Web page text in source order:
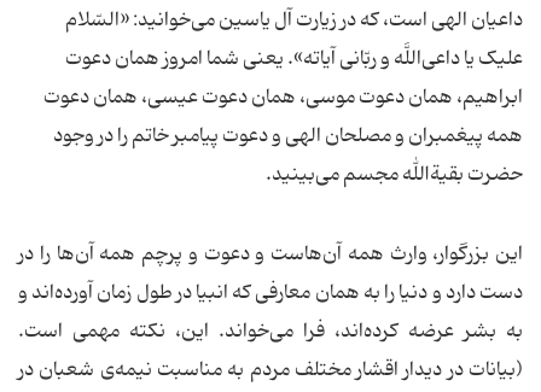
داعیان الهی است، که در زیارت آل یاسین می‌خوانید: «السّلام
علیک یا داعی‌اللَّه و ربّانی آیاته». یعنی شما امروز همان دعوت
ابراهیم، همان دعوت موسی، همان دعوت عیسی، همان دعوت
همه پیغمبران و مصلحان الهی و دعوت پیامبر خاتم را در وجود
حضرت بقیة‌الله مجسم می‌بینید.
این بزرگوار، وارث همه آن‌هاست و دعوت و پرچم همه آن‌ها را در
دست دارد و دنیا را به همان معارفی که انبیا در طول زمان آورده‌اند و
به بشر عرضه کرده‌اند، فرا می‌خواند. این، نکته مهمی است.
(بیانات در دیدار اقشار مختلف مردم به مناسبت نیمه‌ی شعبان در